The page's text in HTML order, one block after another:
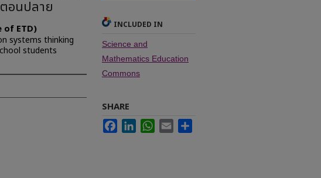
อนปลาย
ETD)
systems thinking
students
INCLUDED IN
Science and
Mathematics Education
Commons
SHARE
FacebookLinkedInWhatsApp
Email